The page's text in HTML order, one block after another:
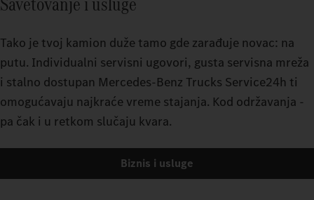
Tako je tvoj kamion duže tamo gde zarađuje novac: na
putu. Individualni servisni ugovori, gusta servisna mreža
i stalno dostupan Mercedes-Benz Trucks Service24h ti
omogućavaju najkraće vreme stajanja. Kod održavanja -
pa čak i u retkom slučaju kvara.
Biznis i usluge